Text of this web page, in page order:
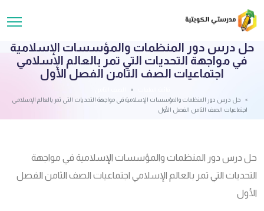
حل درس دور المنظمات والمؤسسات الإسلامية
في مواجهة التحديات التي تمر بالعالم الإسلامي
اجتماعيات الصف الثامن الفصل الأول
حل درس دور المنظمات والمؤسسات الإسلامية في مواجهة التحديات التي تمر بالعالم الإسلامي
اجتماعيات الصف الثامن الفصل الأول
حل درس دور المنظمات والمؤسسات الإسلامية في مواجهة
التحديات التي تمر بالعالم الإسلامي اجتماعيات الصف الثامن الفصل
الأول